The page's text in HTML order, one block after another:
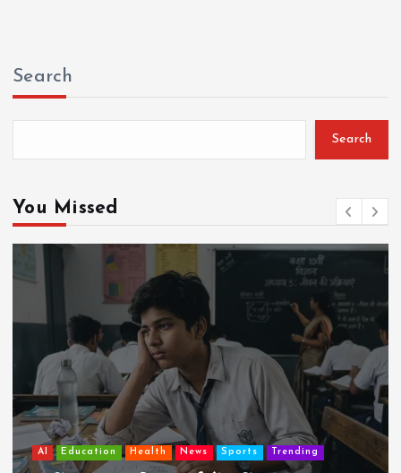
Search
Search
You Missed
AI Education Lifestyle Mutual fund society Travel
झुग्गी में रहने वाला 10,000 कमाने वाले का बच्चा